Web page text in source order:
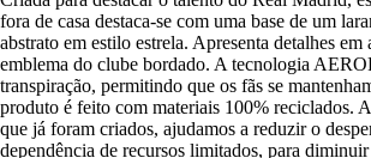
fora de casa destaca-se com uma base de um
abstrato em estilo estrela. Apresenta detalhes
emblema do clube bordado. A tecnologia
transpiração, permitindo que os fãs se
produto é feito com materiais 100% reciclados.
que já foram criados, ajudamos a reduzir o
dependência de recursos limitados, para